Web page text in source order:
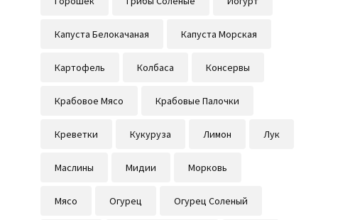
Капуста Белокачаная Капуста Морская
Картофель Колбаса Консервы
Крабовое Мясо Крабовые Палочки
Креветки Кукуруза Лимон Лук
Маслины Мидии Морковь
Мясо Огурец Огурец Соленый